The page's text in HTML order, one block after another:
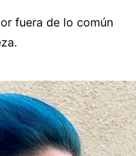
fuera de lo común